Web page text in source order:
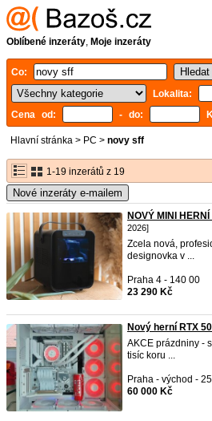
Oblíbené inzeráty, Moje inzeráty
Co:
Lokalita:
Cena od:
- do:
Hlavní stránka > PC > novy sff
1-19 inzerátů z 19
Nové inzeráty e-mailem
NOVÝ MINI
2026]
Zcela nová,
designovka v ...
Praha 4 - 140 00
23 290 Kč
Nový herní RTX
AKCE prázdniny -
tisíc koru ...
Praha - východ -
60 000 Kč